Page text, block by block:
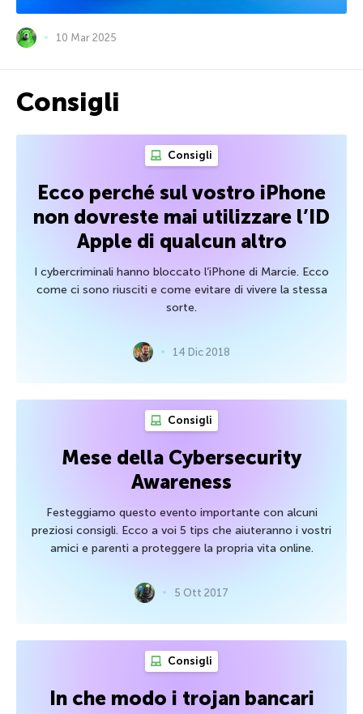
10 Mar 2025
Consigli
Consigli
Ecco perché sul vostro iPhone
non dovreste mai utilizzare l’ID
Apple di qualcun altro
I cybercriminali hanno bloccato l’iPhone di Marcie. Ecco
come ci sono riusciti e come evitare di vivere la stessa
sorte.
14 Dic 2018
Consigli
Mese della Cybersecurity
Awareness
Festeggiamo questo evento importante con alcuni
preziosi consigli. Ecco a voi 5 tips che aiuteranno i vostri
amici e parenti a proteggere la propria vita online.
5 Ott 2017
Consigli
In che modo i trojan bancari